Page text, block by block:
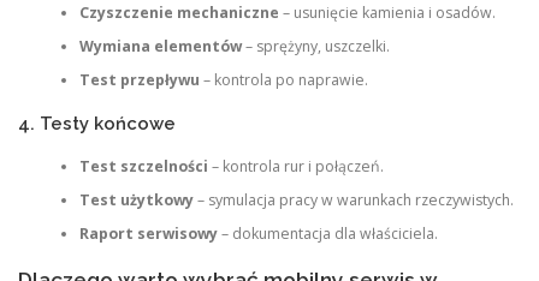
Czyszczenie mechaniczne – usunięcie kamienia i osadów.
Wymiana elementów– sprężyny, uszczelki.
Test przepływu – kontrola po naprawie.
4. Testy końcowe
Test szczelności – kontrola rur i połączeń.
Test użytkowy– symulacja pracy w warunkach rzeczywistych.
Raport serwisowy– dokumentacja dla właściciela.